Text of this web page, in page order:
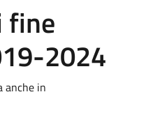
fine
2024
anche in